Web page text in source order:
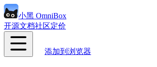
小黑 OmniBox
开源文档社区定价
添加到浏览器